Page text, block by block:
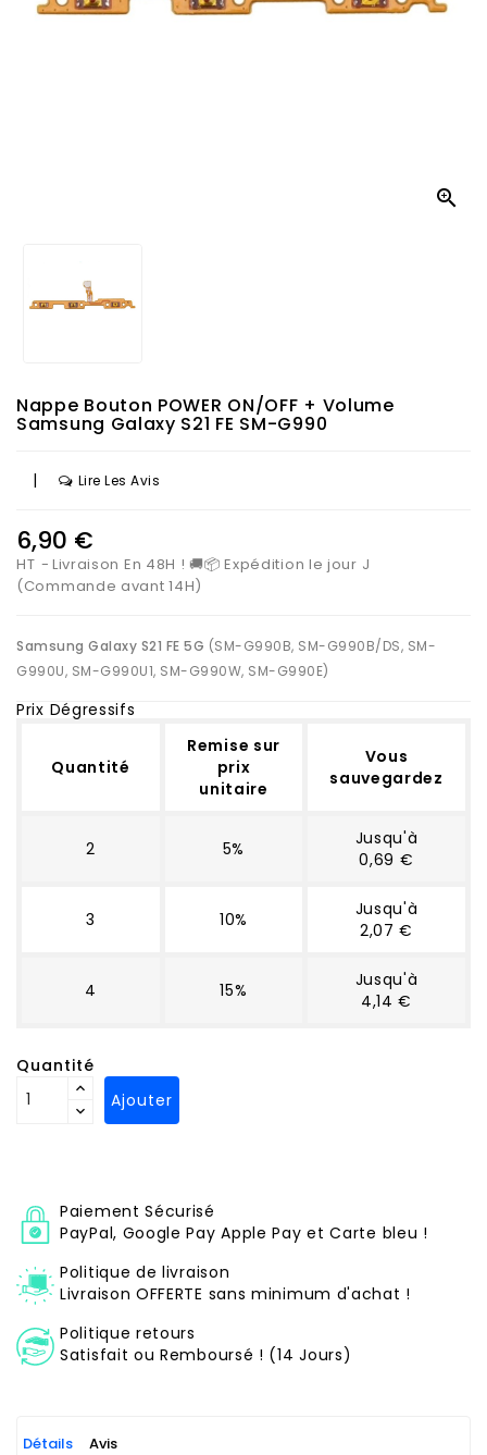

Nappe Bouton POWER ON/OFF + Volume
Samsung Galaxy S21 FE SM-G990
| Lire Les Avis
6,90 €
HT
Livraison En 48H ! 🚚📦 Expédition le jour J
(Commande avant 14H)
Samsung Galaxy S21 FE 5G (SM-G990B, SM-G990B/DS, SM-
G990U, SM-G990U1, SM-G990W, SM-G990E)
Prix Dégressifs
Quantité
Remise sur
prix
unitaire
Vous
sauvegardez
2 5%
Jusqu'à
0,69 €
3 10%
Jusqu'à
2,07 €
4 15%
Jusqu'à
4,14 €
Quantité
Ajouter
Paiement Sécurisé
PayPal, Google Pay Apple Pay et Carte bleu !
Politique de livraison
Livraison OFFERTE sans minimum d'achat !
Politique retours
Satisfait ou Remboursé ! (14 Jours)
Détails Avis